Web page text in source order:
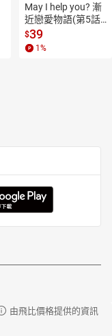
May I help you? 漸
近戀愛物語(第5話)
【電子書】
$39
1 %
由飛比價格提供的資訊